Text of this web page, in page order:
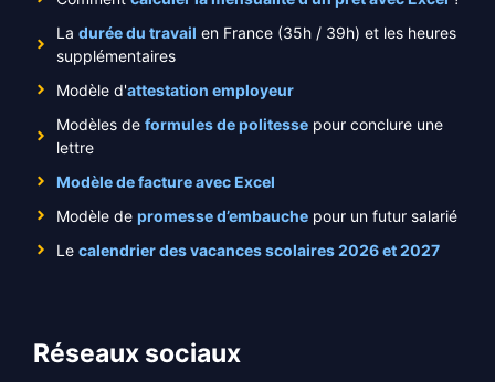
La durée du travail en France (35h / 39h) et les heures
supplémentaires
Modèle d'attestation employeur
Modèles de formules de politesse pour conclure une
lettre
Modèle de facture avec Excel
Modèle de promesse d’embauche pour un futur salarié
Le calendrier des vacances scolaires 2026 et 2027
Réseaux sociaux